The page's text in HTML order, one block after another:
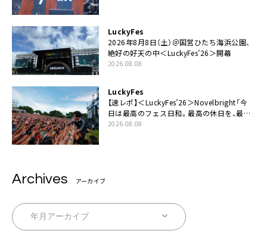
LuckyFes
2026年8月8日（土）＠国営ひたち海浜公園、
絶好の好天の中＜LuckyFes’26＞開幕
2026.08.08
LuckyFes
【速レポ】＜LuckyFes’26＞Novelbright「今
日は最高のフェス日和。最高の休日を、最高
の夏休みを作っていきたい」
2026.08.08
Archives アーカイブ